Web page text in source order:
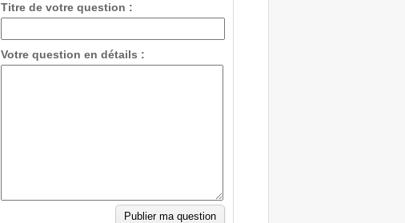
Titre de votre question :
Votre question en détails :